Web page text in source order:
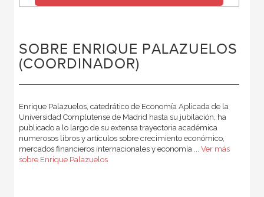
SOBRE ENRIQUE PALAZUELOS
(COORDINADOR)
Enrique Palazuelos, catedrático de Economía Aplicada de la
Universidad Complutense de Madrid hasta su jubilación, ha
publicado a lo largo de su extensa trayectoria académica
numerosos libros y artículos sobre crecimiento económico,
mercados financieros internacionales y economía ... Ver más
sobre Enrique Palazuelos